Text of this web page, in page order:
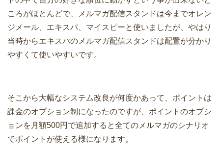
ころがほとんどで、メルマガ配信スタンドは今までオレン
ジメール、エキスパ、マイスピーと使いましたが、やはり
当時からエキスパのメルマガ配信スタンドは配置が分かり
やすくて使いやすいです。
そこから大幅なシステム改良が何度かあって、ポイントは
課金のオプション制になったのですが、ポイントのオプシ
ョンを月額500円で追加すると全てのメルマガのシナリオ
でポイントが使える様になります。